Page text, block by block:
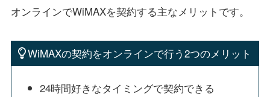
オンラインでWiMAXを契約する主なメリットです。
WiMAXの契約をオンラインで行う2つのメリット
24時間好きなタイミングで契約できる